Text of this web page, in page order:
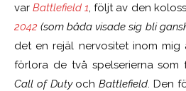
varBattlefield 1, följt av den
2042(som båda visade sig bli
det en rejäl nervositet inom mig
förlora de två spelserierna som
Call of DutyochBattlefield. Den